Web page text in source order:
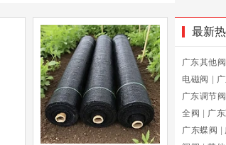
最新
广东其他
电磁阀
广东调节阀
全阀
广
广东蝶阀